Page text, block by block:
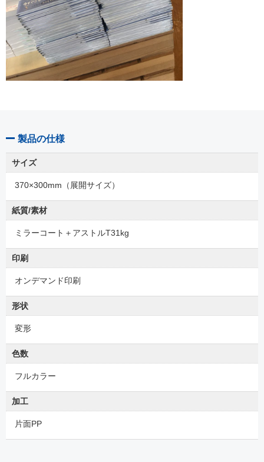
製品の仕様
サイズ
370×300mm（展開サイズ）
紙質/素材
ミラーコート＋アストルT31kg
印刷
オンデマンド印刷
形状
変形
色数
フルカラー
加工
片面PP